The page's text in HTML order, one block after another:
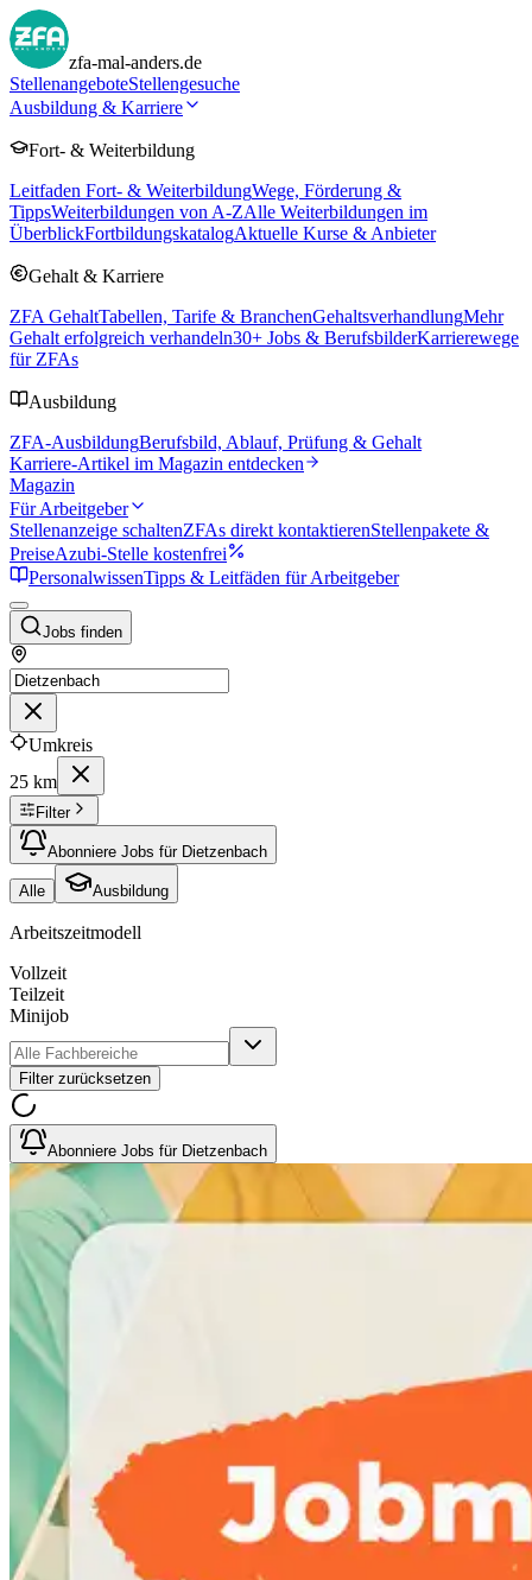
zfa-mal-anders.de
StellenangeboteStellengesuche
Ausbildung & Karriere
Fort- & Weiterbildung
Leitfaden Fort- & WeiterbildungWege, Förderung &
TippsWeiterbildungen von A-ZAlle Weiterbildungen im
ÜberblickFortbildungskatalogAktuelle Kurse & Anbieter
Gehalt & Karriere
ZFA GehaltTabellen, Tarife & BranchenGehaltsverhandlungMehr
Gehalt erfolgreich verhandeln30+ Jobs & BerufsbilderKarrierewege
für ZFAs
Ausbildung
ZFA-AusbildungBerufsbild, Ablauf, Prüfung & Gehalt
Karriere-Artikel im Magazin entdecken
Magazin
Für Arbeitgeber
Stellenanzeige schaltenZFAs direkt kontaktierenStellenpakete &
PreiseAzubi-Stelle kostenfrei
PersonalwissenTipps & Leitfäden für Arbeitgeber
Jobs finden
Umkreis
25 km
Filter
Abonniere Jobs für Dietzenbach
Alle Ausbildung
Arbeitszeitmodell
Vollzeit
Teilzeit
Minijob
Filter zurücksetzen
Abonniere Jobs für Dietzenbach